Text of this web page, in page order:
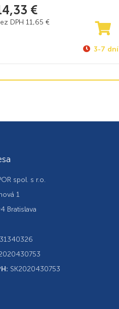
€
DPH 11,65 €
3-7 dní
spol. s r.o.
1
Bratislava
31340326
SK2020430753